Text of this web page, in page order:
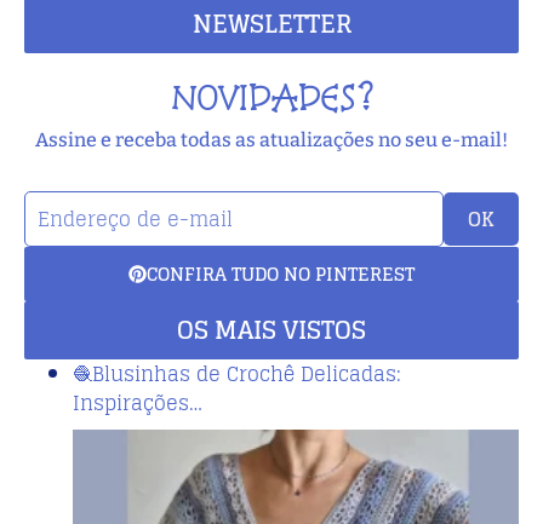
NEWSLETTER
NOVIDADES?
Assine e receba todas as atualizações no seu e-mail!
OK
CONFIRA TUDO NO PINTEREST
OS MAIS VISTOS
🧶Blusinhas de Crochê Delicadas:
Inspirações…